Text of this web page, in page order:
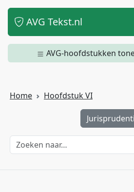
AVG Tekst.nl
AVG-hoofdstukken
Home Hoofdstuk VI